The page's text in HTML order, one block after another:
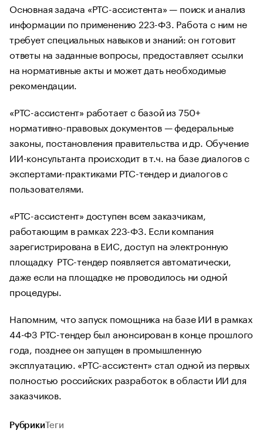
Основная задача «РТС-ассистента» — поиск и анализ
информации по применению 223-ФЗ. Работа с ним не
требует специальных навыков и знаний: он готовит
ответы на заданные вопросы, предоставляет ссылки
на нормативные акты и может дать необходимые
рекомендации.
«РТС-ассистент» работает с базой из 750+
нормативно-правовых документов — федеральные
законы, постановления правительства и др. Обучение
ИИ-консультанта происходит в т.ч. на базе диалогов с
экспертами-практиками РТС-тендер и диалогов с
пользователями.
«РТС-ассистент» доступен всем заказчикам,
работающим в рамках 223-ФЗ. Если компания
зарегистрирована в ЕИС, доступ на электронную
площадку РТС-тендер появляется автоматически,
даже если на площадке не проводилось ни одной
процедуры.
Напомним, что запуск помощника на базе ИИ в рамках
44-ФЗ РТС-тендер был анонсирован в конце прошлого
года, позднее он запущен в промышленную
эксплуатацию. «РТС-ассистент» стал одной из первых
полностью российских разработок в области ИИ для
заказчиков.
Рубрики Теги